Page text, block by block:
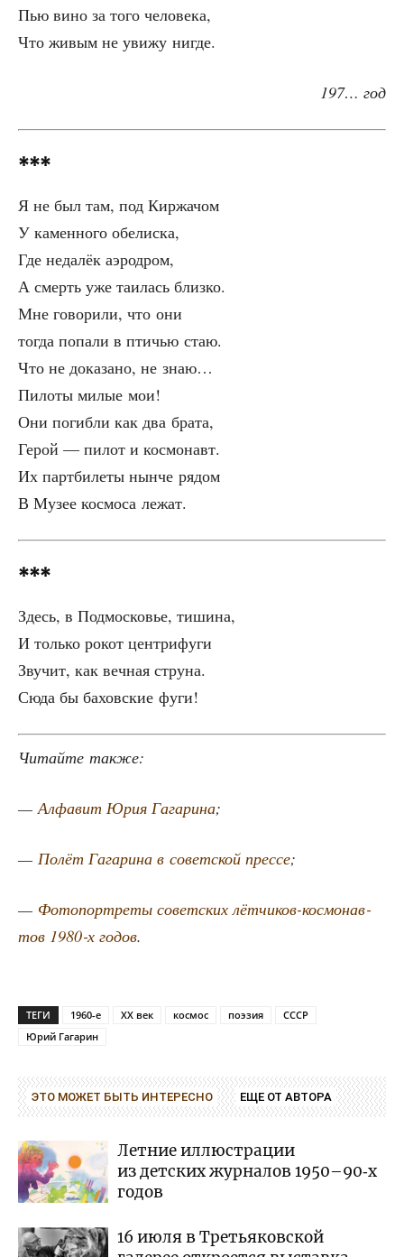
Пью вино за того человека,
Что живым не уви­жу нигде.
197… год
***
Я не был там, под Киржачом
У камен­но­го обелиска,
Где неда­лёк аэродром,
А смерть уже таи­лась близко.
Мне гово­ри­ли, что они
тогда попа­ли в пти­чью стаю.
Что не дока­за­но, не знаю…
Пило­ты милые мои!
Они погиб­ли как два брата,
Герой — пилот и космонавт.
Их парт­би­ле­ты нын­че рядом
В Музее кос­мо­са лежат.
***
Здесь, в Под­мос­ко­вье, тишина,
И толь­ко рокот центрифуги
Зву­чит, как веч­ная струна.
Сюда бы бахов­ские фуги!
Читай­те также:
—Алфа­вит Юрия Гага­ри­на;
— Полёт Гага­ри­на в совет­ской прес­се;
— Фото­порт­ре­ты совет­ских лёт­чи­ков-кос­мо­нав­
тов 1980‑х годов.
ТЕГИ 1960-е XX век космос поэзия
СССР
Юрий Гагарин
ЭТО МОЖЕТ БЫТЬ ИНТЕРЕСНО ЕЩЕ ОТ АВТОРА
Летние иллюстрации
из детских журналов 1950–90‑х
годов
16 июля в Третьяковской